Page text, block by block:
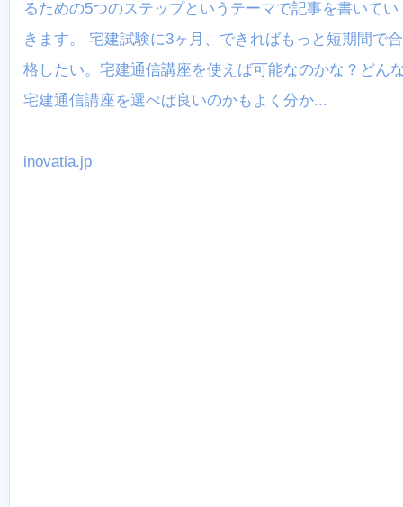
るための5つのステップというテーマで記事を書いてい
きます。 宅建試験に3ヶ月、できればもっと短期間で合
格したい。宅建通信講座を使えば可能なのかな？どん
宅建通信講座を選べば良いのかもよく分か...
inovatia.jp